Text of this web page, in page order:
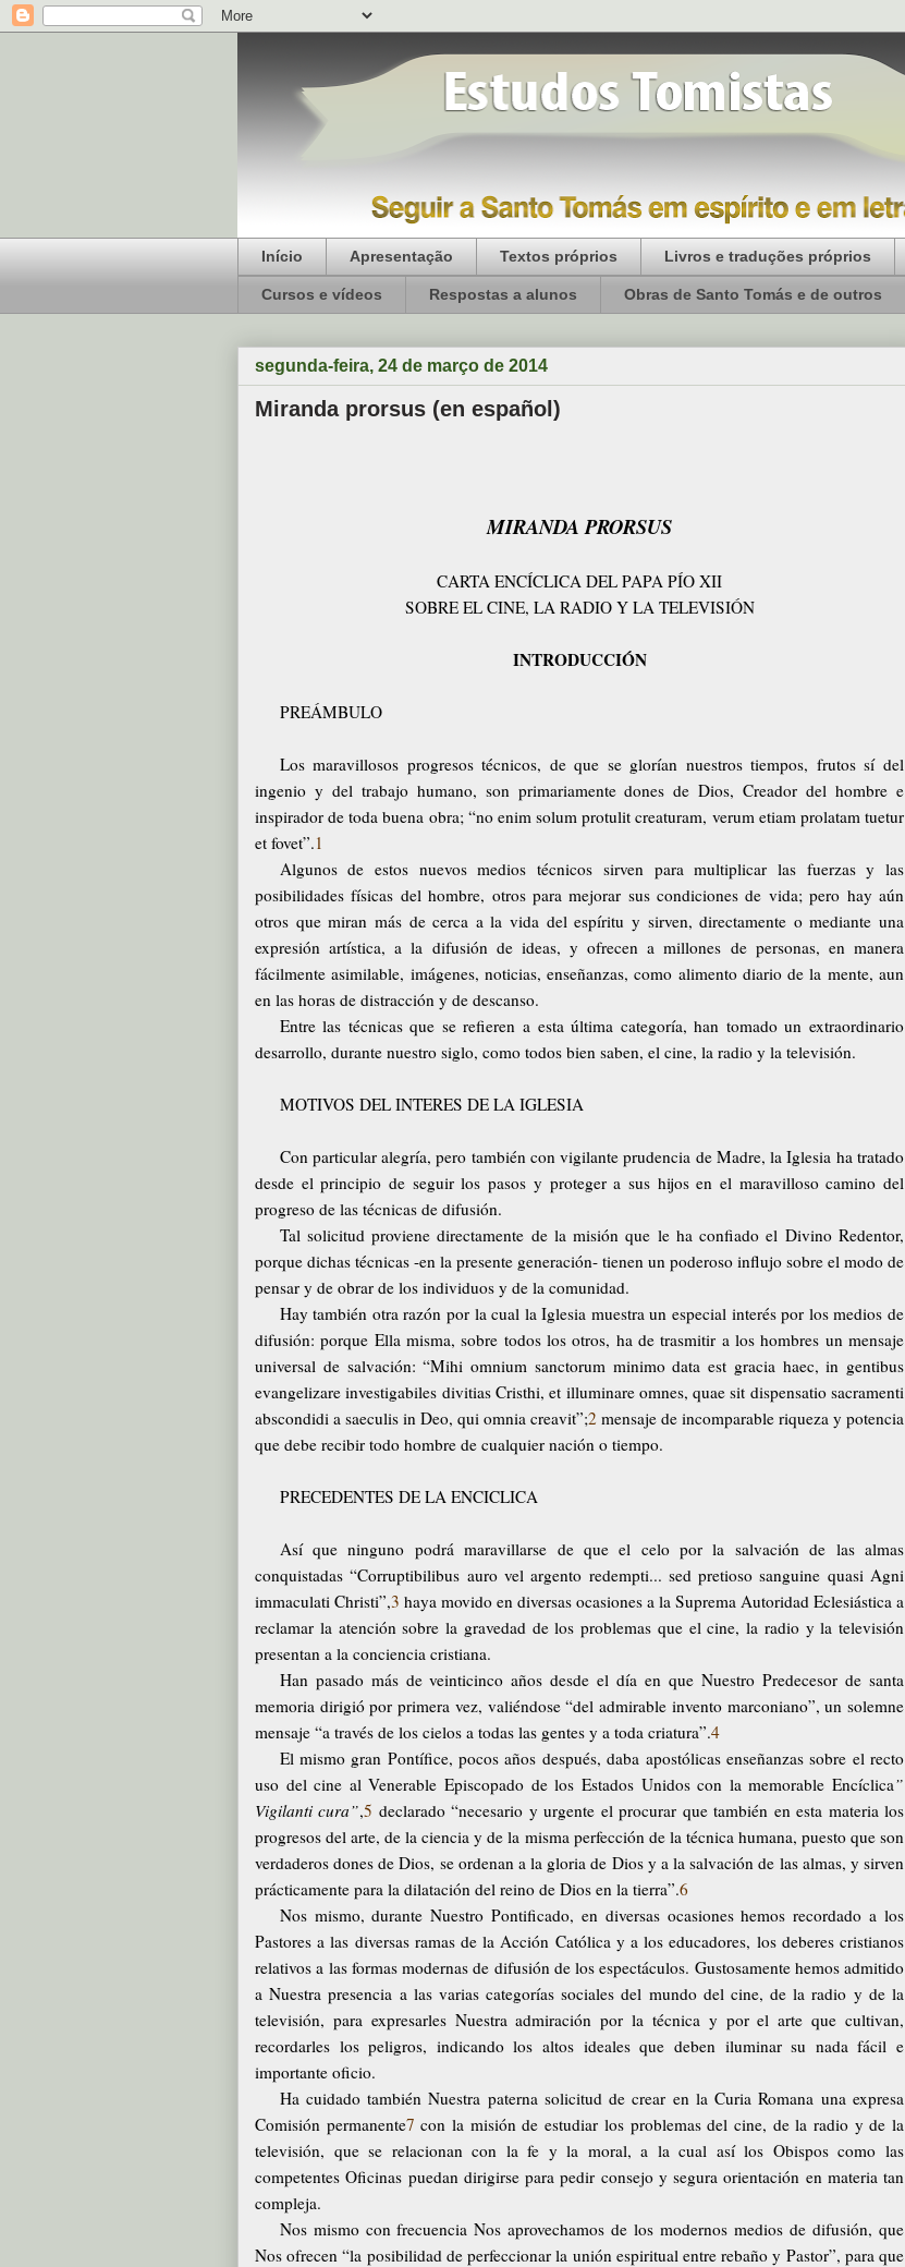
Início Apresentação Textos próprios Livros e traduções próprios
Cursos e vídeos Respostas a alunos Obras de Santo Tomás e de outros
segunda-feira, 24 de março de 2014
Miranda prorsus (en español)
MIRANDA PRORSUS
CARTA ENCÍCLICA DEL PAPA PÍO XII
SOBRE EL CINE, LA RADIO Y LA TELEVISIÓN
INTRODUCCIÓN
PREÁMBULO
Los maravillosos progresos técnicos, de que se glorían nuestros tiempos, frutos sí del
ingenio y del trabajo humano, son primariamente dones de Dios, Creador del hombre e
inspirador de toda buena obra; “no enim solum protulit creaturam, verum etiam prolatam tuetur
et fovet”.1
Algunos de estos nuevos medios técnicos sirven para multiplicar las fuerzas y las
posibilidades físicas del hombre, otros para mejorar sus condiciones de vida; pero hay aún
otros que miran más de cerca a la vida del espíritu y sirven, directamente o mediante una
expresión artística, a la difusión de ideas, y ofrecen a millones de personas, en manera
fácilmente asimilable, imágenes, noticias, enseñanzas, como alimento diario de la mente, aun
en las horas de distracción y de descanso.
Entre las técnicas que se refieren a esta última categoría, han tomado un extraordinario
desarrollo, durante nuestro siglo, como todos bien saben, el cine, la radio y la televisión.
MOTIVOS DEL INTERES DE LA IGLESIA
Con particular alegría, pero también con vigilante prudencia de Madre, la Iglesia ha tratado
desde el principio de seguir los pasos y proteger a sus hijos en el maravilloso camino del
progreso de las técnicas de difusión.
Tal solicitud proviene directamente de la misión que le ha confiado el Divino Redentor,
porque dichas técnicas -en la presente generación- tienen un poderoso influjo sobre el modo de
pensar y de obrar de los individuos y de la comunidad.
Hay también otra razón por la cual la Iglesia muestra un especial interés por los medios de
difusión: porque Ella misma, sobre todos los otros, ha de trasmitir a los hombres un mensaje
universal de salvación: “Mihi omnium sanctorum minimo data est gracia haec, in gentibus
evangelizare investigabiles divitias Cristhi, et illuminare omnes, quae sit dispensatio sacramenti
abscondidi a saeculis in Deo, qui omnia creavit”;2 mensaje de incomparable riqueza y potencia
que debe recibir todo hombre de cualquier nación o tiempo.
PRECEDENTES DE LA ENCICLICA
Así que ninguno podrá maravillarse de que el celo por la salvación de las almas
conquistadas “Corruptibilibus auro vel argento redempti... sed pretioso sanguine quasi Agni
immaculati Christi”,3 haya movido en diversas ocasiones a la Suprema Autoridad Eclesiástica a
reclamar la atención sobre la gravedad de los problemas que el cine, la radio y la televisión
presentan a la conciencia cristiana.
Han pasado más de veinticinco años desde el día en que Nuestro Predecesor de santa
memoria dirigió por primera vez, valiéndose “del admirable invento marconiano”, un solemne
mensaje “a través de los cielos a todas las gentes y a toda criatura”.4
El mismo gran Pontífice, pocos años después, daba apostólicas enseñanzas sobre el recto
uso del cine al Venerable Episcopado de los Estados Unidos con la memorable Encíclica”
Vigilanti cura”,5 declarado “necesario y urgente el procurar que también en esta materia los
progresos del arte, de la ciencia y de la misma perfección de la técnica humana, puesto que son
verdaderos dones de Dios, se ordenan a la gloria de Dios y a la salvación de las almas, y sirven
prácticamente para la dilatación del reino de Dios en la tierra”.6
Nos mismo, durante Nuestro Pontificado, en diversas ocasiones hemos recordado a los
Pastores a las diversas ramas de la Acción Católica y a los educadores, los deberes cristianos
relativos a las formas modernas de difusión de los espectáculos. Gustosamente hemos admitido
a Nuestra presencia a las varias categorías sociales del mundo del cine, de la radio y de la
televisión, para expresarles Nuestra admiración por la técnica y por el arte que cultivan,
recordarles los peligros, indicando los altos ideales que deben iluminar su nada fácil e
importante oficio.
Ha cuidado también Nuestra paterna solicitud de crear en la Curia Romana una expresa
Comisión permanente7 con la misión de estudiar los problemas del cine, de la radio y de la
televisión, que se relacionan con la fe y la moral, a la cual así los Obispos como las
competentes Oficinas puedan dirigirse para pedir consejo y segura orientación en materia tan
compleja.
Nos mismo con frecuencia Nos aprovechamos de los modernos medios de difusión, que
Nos ofrecen “la posibilidad de perfeccionar la unión espiritual entre rebaño y Pastor”, para que